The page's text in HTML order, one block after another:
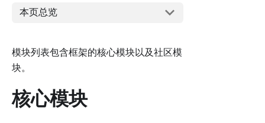
本页总览
模块列表包含框架的核心模块以及社区模
块。
核心模块